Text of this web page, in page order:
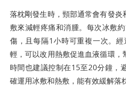
落枕剛發生時，頸部通常會有發炎
敷來減輕疼痛和消腫。每次冰敷
傷，且每隔1小時可重複一次。
輕，可以改用熱敷促進血液循環
時間也建議控制在15至20分鐘，
確運用冰敷和熱敷，能有效緩解落